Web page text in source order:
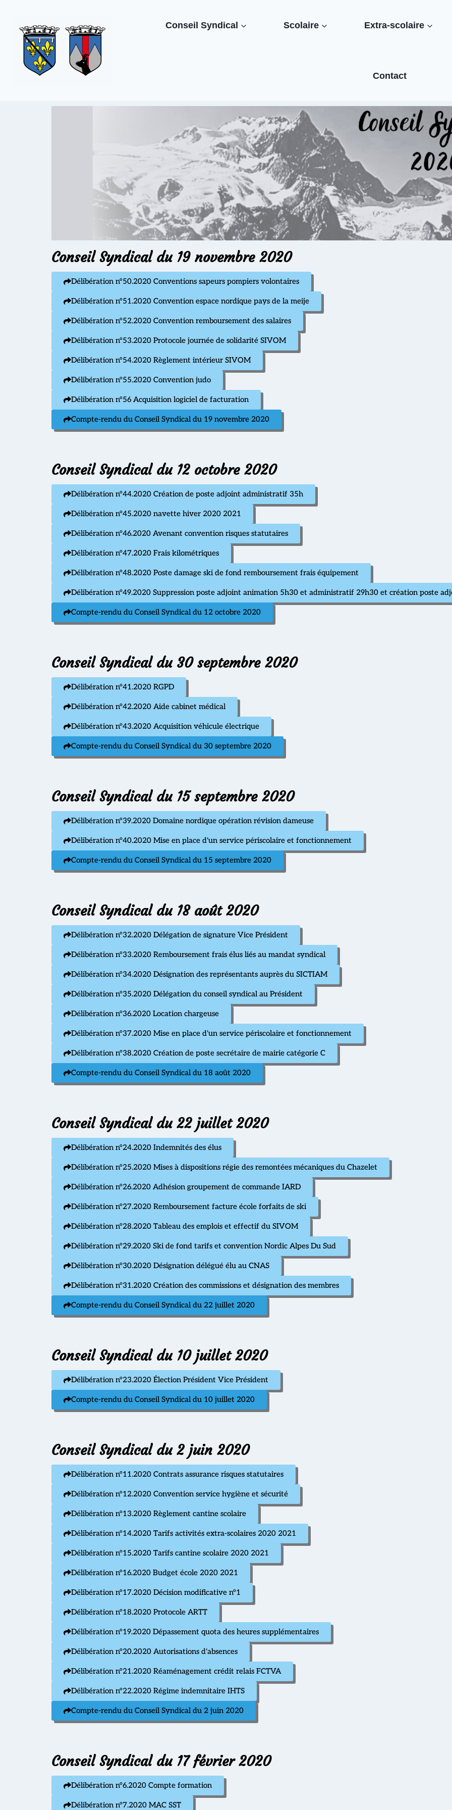
Conseil Syndical Scolaire Extra-scolaire
Contact
Conseil Syndical du 19 novembre 2020
Délibération n°50.2020 Conventions sapeurs pompiers volontaires
Délibération n°51.2020 Convention espace nordique pays de la meije
Délibération n°52.2020 Convention remboursement des salaires
Délibération n°53.2020 Protocole journée de solidarité SIVOM
Délibération n°54.2020 Règlement intérieur SIVOM
Délibération n°55.2020 Convention judo
Délibération n°56 Acquisition logiciel de facturation
Compte-rendu du Conseil Syndical du 19 novembre 2020
Conseil Syndical du 12 octobre 2020
Délibération n°44.2020 Création de poste adjoint administratif 35h
Délibération n°45.2020 navette hiver 2020 2021
Délibération n°46.2020 Avenant convention risques statutaires
Délibération n°47.2020 Frais kilométriques
Délibération n°48.2020 Poste damage ski de fond remboursement frais équipement
Délibération n°49.2020 Suppression poste adjoint animation 5h30 et administratif 29h30 et création poste
Compte-rendu du Conseil Syndical du 12 octobre 2020
Conseil Syndical du 30 septembre 2020
Délibération n°41.2020 RGPD
Délibération n°42.2020 Aide cabinet médical
Délibération n°43.2020 Acquisition véhicule électrique
Compte-rendu du Conseil Syndical du 30 septembre 2020
Conseil Syndical du 15 septembre 2020
Délibération n°39.2020 Domaine nordique opération révision dameuse
Délibération n°40.2020 Mise en place d'un service périscolaire et fonctionnement
Compte-rendu du Conseil Syndical du 15 septembre 2020
Conseil Syndical du 18 août 2020
Délibération n°32.2020 Délégation de signature Vice Président
Délibération n°33.2020 Remboursement frais élus liés au mandat syndical
Délibération n°34.2020 Désignation des représentants auprès du SICTIAM
Délibération n°35.2020 Délégation du conseil syndical au Président
Délibération n°36.2020 Location chargeuse
Délibération n°37.2020 Mise en place d'un service périscolaire et fonctionnement
Délibération n°38.2020 Création de poste secrétaire de mairie catégorie C
Compte-rendu du Conseil Syndical du 18 août 2020
Conseil Syndical du 22 juillet 2020
Délibération n°24.2020 Indemnités des élus
Délibération n°25.2020 Mises à dispositions régie des remontées mécaniques du Chazelet
Délibération n°26.2020 Adhésion groupement de commande IARD
Délibération n°27.2020 Remboursement facture école forfaits de ski
Délibération n°28.2020 Tableau des emplois et effectif du SIVOM
Délibération n°29.2020 Ski de fond tarifs et convention Nordic Alpes Du Sud
Délibération n°30.2020 Désignation délégué élu au CNAS
Délibération n°31.2020 Création des commissions et désignation des membres
Compte-rendu du Conseil Syndical du 22 juillet 2020
Conseil Syndical du 10 juillet 2020
Délibération n°23.2020 Élection Président Vice Président
Compte-rendu du Conseil Syndical du 10 juillet 2020
Conseil Syndical du 2 juin 2020
Délibération n°11.2020 Contrats assurance risques statutaires
Délibération n°12.2020 Convention service hygiène et sécurité
Délibération n°13.2020 Règlement cantine scolaire
Délibération n°14.2020 Tarifs activités extra-scolaires 2020 2021
Délibération n°15.2020 Tarifs cantine scolaire 2020 2021
Délibération n°16.2020 Budget école 2020 2021
Délibération n°17.2020 Décision modificative n°1
Délibération n°18.2020 Protocole ARTT
Délibération n°19.2020 Dépassement quota des heures supplémentaires
Délibération n°20.2020 Autorisations d'absences
Délibération n°21.2020 Réaménagement crédit relais FCTVA
Délibération n°22.2020 Régime indemnitaire IHTS
Compte-rendu du Conseil Syndical du 2 juin 2020
Conseil Syndical du 17 février 2020
Délibération n°6.2020 Compte formation
Délibération n°7.2020 MAC SST